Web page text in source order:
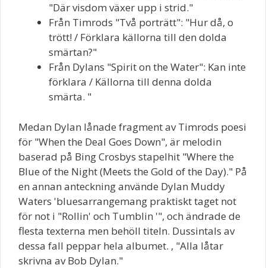
"Där visdom växer upp i strid."
Från Timrods "Två porträtt": "Hur då, o
trött! / Förklara källorna till den dolda
smärtan?"
Från Dylans "Spirit on the Water": Kan inte
förklara / Källorna till denna dolda
smärta. "
Medan Dylan lånade fragment av Timrods poesi
för "When the Deal Goes Down", är melodin
baserad på Bing Crosbys stapelhit "Where the
Blue of the Night (Meets the Gold of the Day)." På
en annan anteckning använde Dylan Muddy
Waters 'bluesarrangemang praktiskt taget not
för not i "Rollin' och Tumblin '", och ändrade de
flesta texterna men behöll titeln. Dussintals av
dessa fall peppar hela albumet. , "Alla låtar
skrivna av Bob Dylan."